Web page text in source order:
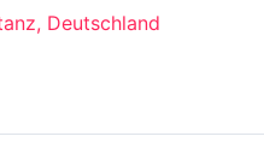
Deutschland